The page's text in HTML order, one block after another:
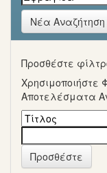
Νέα Αναζήτηση
Προσθέστε
Χρησιμοποιήστε
Αποτελέσματα